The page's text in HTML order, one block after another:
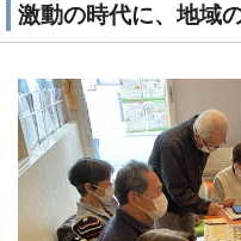
激動の時代に、地域